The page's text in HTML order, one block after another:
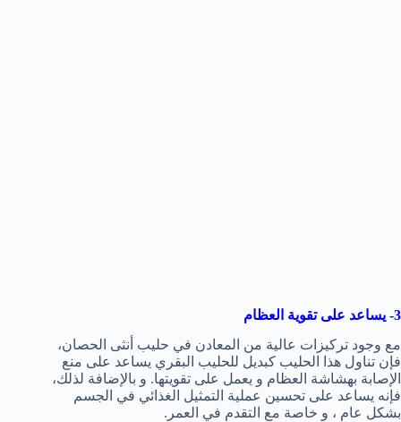
3- يساعد على تقوية العظام
مع وجود تركيزات عالية من المعادن في حليب أنثى الحصان،
فإن تناول هذا الحليب كبديل للحليب البقري يساعد على منع
الإصابة بهشاشة العظام و يعمل على تقويتها. و بالإضافة لذلك،
فإنه يساعد على تحسين عملية التمثيل الغذائي في الجسم
بشكل عام ، و خاصة مع التقدم في العمر.